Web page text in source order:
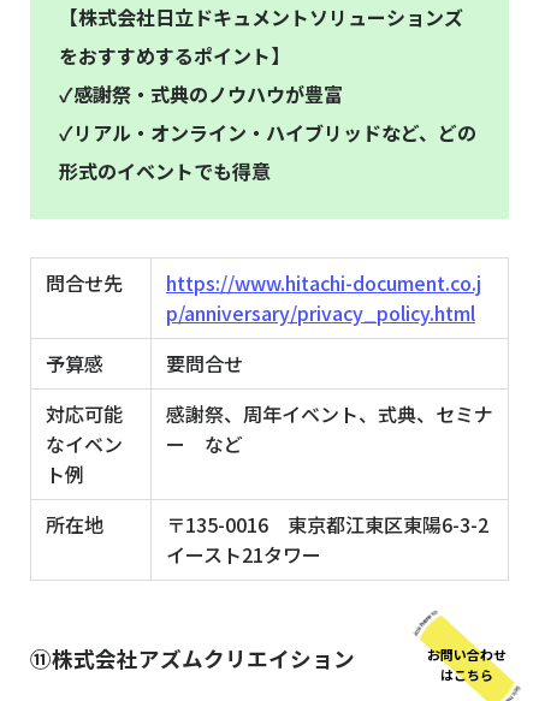
【株式会社日立ドキュメントソリューションズ
をおすすめするポイント】
✓感謝祭・式典のノウハウが豊富
✓リアル・オンライン・ハイブリッドなど、どの
形式のイベントでも得意
問合せ先
https://www.hitachi-document.co.j
p/anniversary/privacy_policy.html
予算感
要問合せ
対応可能
なイベン
ト例
感謝祭、周年イベント、式典、セミナ
ー など
所在地
〒135-0016 東京都江東区東陽6-3-2
イースト21タワー
⑪株式会社アズムクリエイション
お問い合わせ
はこちら